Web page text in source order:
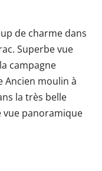
de charme dans
Superbe vue
campagne
Ancien moulin à
la très belle
vue panoramique